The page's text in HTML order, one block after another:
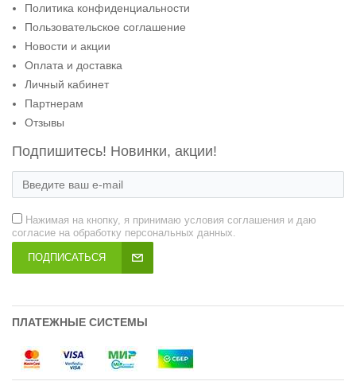
Политика конфиденциальности
Пользовательское соглашение
Новости и акции
Оплата и доставка
Личный кабинет
Партнерам
Отзывы
Подпишитесь! Новинки, акции!
Нажимая на кнопку, я принимаю условия соглашения и даю
согласие на обработку персональных данных.
ПОДПИСАТЬСЯ
ПЛАТЕЖНЫЕ СИСТЕМЫ